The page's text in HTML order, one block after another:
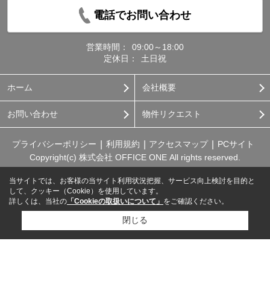
電話でお問い合わせ
営業時間：
09:00～18:00
定休日：
土日祝
ホーム 会社概要
お問い合わせ 物件リクエスト
プライバシーポリシー 利用規約 アクセスマップ
PCサイト
Copyright(c) 株式会社 OFFICE ONE All rights reserved.
当サイトでは、お客様の当サイト利用状況把握、サービス向上検討を目的と
して、クッキー（Cookie）を使用しています。
詳しくは、当社の 「Cookieの取扱いについて」 をご確認ください。
閉じる